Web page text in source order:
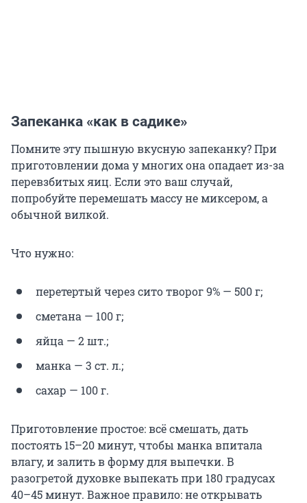
Запеканка «как в садике»
Помните эту пышную вкусную запеканку? При
приготовлении дома у многих она опадает из-за
перевзбитых яиц. Если это ваш случай,
попробуйте перемешать массу не миксером, а
обычной вилкой.
Что нужно:
перетертый через сито творог 9% — 500 г;
сметана — 100 г;
яйца — 2 шт.;
манка — 3 ст. л.;
сахар — 100 г.
Приготовление простое: всё смешать, дать
постоять 15–20 минут, чтобы манка впитала
влагу, и залить в форму для выпечки. В
разогретой духовке выпекать при 180 градусах
40–45 минут. Важное правило: не открывать